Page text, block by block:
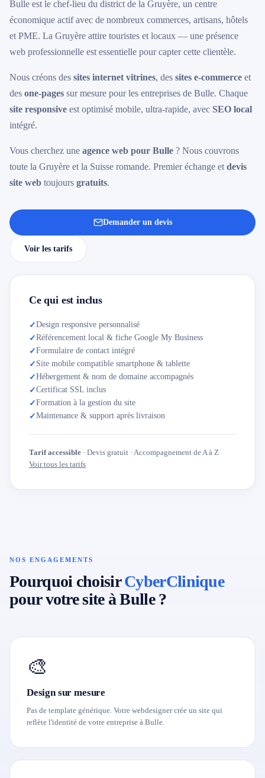
Bulle est le chef-lieu du district de la Gruyère, un centre
économique actif avec de nombreux commerces, artisans, hôtels
et PME. La Gruyère attire touristes et locaux — une présence
web professionnelle est essentielle pour capter cette clientèle.
Nous créons des sites internet vitrines, des sites e-commerce et
des one-pages sur mesure pour les entreprises de Bulle. Chaque
site responsive est optimisé mobile, ultra-rapide, avec SEO local
intégré.
Vous cherchez une agence web pour Bulle ? Nous couvrons
toute la Gruyère et la Suisse romande. Premier échange et devis
site web toujours gratuits.
Demander un devis
Voir les tarifs
Ce qui est inclus
✓Design responsive personnalisé
✓Référencement local & fiche Google My Business
✓Formulaire de contact intégré
✓ Site mobile compatible smartphone & tablette
✓Hébergement & nom de domaine accompagnés
✓Certificat SSL inclus
✓Formation à la gestion du site
✓Maintenance & support après livraison
Tarif accessible · Devis gratuit · Accompagnement de A à Z
Voir tous les tarifs
NOS ENGAGEMENTS
Pourquoi choisirCyberClinique
pour votre site à Bulle ?
🎨
Design sur mesure
Pas de template générique. Votre webdesigner crée un site qui
reflète l'identité de votre entreprise à Bulle.